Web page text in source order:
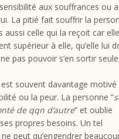
aux souffrances ou
La pitié fait souffrir la
aussi celle qui la reçoit car
supérieur à elle, qu’elle lui
pas pouvoir s’en sortir
est souvent davantage motivé
ou la peur. La personne “
de qqn d’autre” et oublie
propres besoins. Un tel
peut qu’engendrer